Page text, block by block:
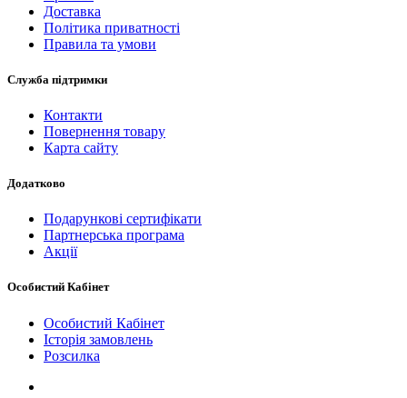
Доставка
Політика приватності
Правила та умови
Служба підтримки
Контакти
Повернення товару
Карта сайту
Додатково
Подарункові сертифікати
Партнерська програма
Акції
Особистий Кабінет
Особистий Кабінет
Історія замовлень
Розсилка